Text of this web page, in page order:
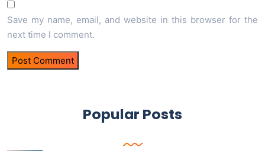
Save my name, email, and website in this browser for the
next time I comment.
Popular Posts